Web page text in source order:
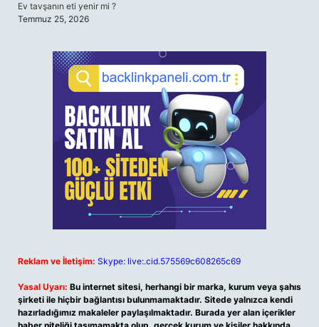
Ev tavşanın eti yenir mi ?
Temmuz 25, 2026
Reklam ve İletişim: Skype: live:.cid.575569c608265c69
Yasal Uyarı: Bu internet sitesi, herhangi bir marka, kurum veya şahıs
şirketi ile hiçbir bağlantısı bulunmamaktadır. Sitede yalnızca kendi
hazırladığımız makaleler paylaşılmaktadır. Burada yer alan içerikler